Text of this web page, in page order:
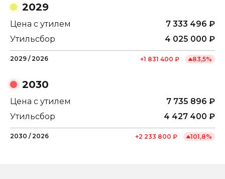
2029
Цена с утилем 7 333 496 ₽
Утильсбор
4 025 000 ₽
2029 / 2026 +1 831 400 ₽ 83,5%
2030
Цена с утилем 7 735 896 ₽
Утильсбор
4 427 400 ₽
2030 / 2026 +2 233 800 ₽ 101,8%